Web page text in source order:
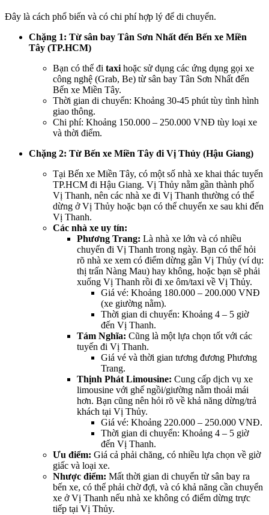
Đây là cách phổ biến và có chi phí hợp lý để di chuyển.
Chặng 1: Từ sân bay Tân Sơn Nhất đến Bến xe Miền
Tây (TP.HCM)
Bạn có thể đi taxi hoặc sử dụng các ứng dụng gọi xe
công nghệ (Grab, Be) từ sân bay Tân Sơn Nhất đến
Bến xe Miền Tây.
Thời gian di chuyển: Khoảng 30-45 phút tùy tình hình
giao thông.
Chi phí: Khoảng 150.000 – 250.000 VNĐ tùy loại xe
và thời điểm.
Chặng 2: Từ Bến xe Miền Tây đi Vị Thủy (Hậu Giang)
Tại Bến xe Miền Tây, có một số nhà xe khai thác tuyến
TP.HCM đi Hậu Giang. Vị Thủy nằm gần thành phố
Vị Thanh, nên các nhà xe đi Vị Thanh thường có thể
dừng ở Vị Thủy hoặc bạn có thể chuyển xe sau khi đến
Vị Thanh.
Các nhà xe uy tín:
Phương Trang: Là nhà xe lớn và có nhiều
chuyến đi Vị Thanh trong ngày. Bạn có thể hỏi
rõ nhà xe xem có điểm dừng gần Vị Thủy (ví dụ:
thị trấn Nàng Mau) hay không, hoặc bạn sẽ phải
xuống Vị Thanh rồi đi xe ôm/taxi về Vị Thủy.
Giá vé: Khoảng 180.000 – 200.000 VNĐ
(xe giường nằm).
Thời gian di chuyển: Khoảng 4 – 5 giờ
đến Vị Thanh.
Tám Nghĩa: Cũng là một lựa chọn tốt với các
tuyến đi Vị Thanh.
Giá vé và thời gian tương đương Phương
Trang.
Thịnh Phát Limousine: Cung cấp dịch vụ xe
limousine với ghế ngồi/giường nằm thoải mái
hơn. Bạn cũng nên hỏi rõ về khả năng dừng/trả
khách tại Vị Thủy.
Giá vé: Khoảng 220.000 – 250.000 VNĐ.
Thời gian di chuyển: Khoảng 4 – 5 giờ
đến Vị Thanh.
Ưu điểm: Giá cả phải chăng, có nhiều lựa chọn về giờ
giấc và loại xe.
Nhược điểm: Mất thời gian di chuyển từ sân bay ra
bến xe, có thể phải chờ đợi, và có khả năng cần chuyển
xe ở Vị Thanh nếu nhà xe không có điểm dừng trực
tiếp tại Vị Thủy.